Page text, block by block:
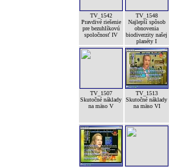
TV_1542
Pravdivé riešenie
pre bezuhlíkovú
spoločnosť IV
TV_1548
Najlepší spôsob
obnovenia
biodiverzity našej
planéty I
TV_1507
Skutočné náklady
na mäso V
TV_1513
Skutočné náklady
na mäso VI